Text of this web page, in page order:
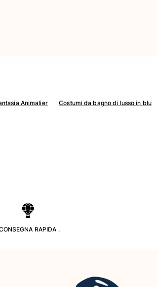
Animalier Costumi da bagno di lusso in blu
RAPIDA .